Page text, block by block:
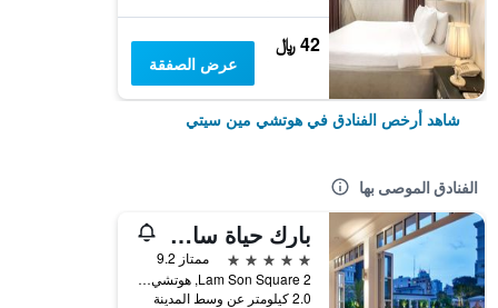
42 ﷼
عرض الصفقة
شاهد أرخص الفنادق في هوتشي مين سيتي
الفنادق الموصى بها
بارك حياة سايجون
5 نجوم
ممتاز 9.2
2 Lam Son Square, هوتشي مين سيتي, فيتنام
2.0 كيلومتر عن وسط المدينة